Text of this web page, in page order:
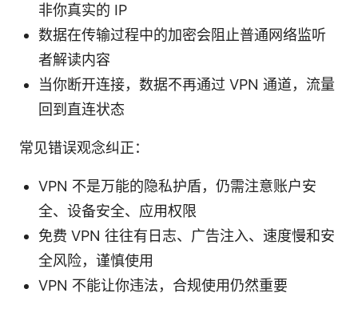
非你真实的 IP
数据在传输过程中的加密会阻止普通网络监听
者解读内容
当你断开连接，数据不再通过 VPN 通道，流量
回到直连状态
常见错误观念纠正：
VPN 不是万能的隐私护盾，仍需注意账户安
全、设备安全、应用权限
免费 VPN 往往有日志、广告注入、速度慢和安
全风险，谨慎使用
VPN 不能让你违法，合规使用仍然重要